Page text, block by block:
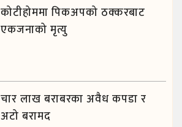
कोटीहोममा पिकअपको ठक्करबाट
एकजनाको मृत्यु
चार लाख बराबरका अवैध कपडा र
अटो बरामद